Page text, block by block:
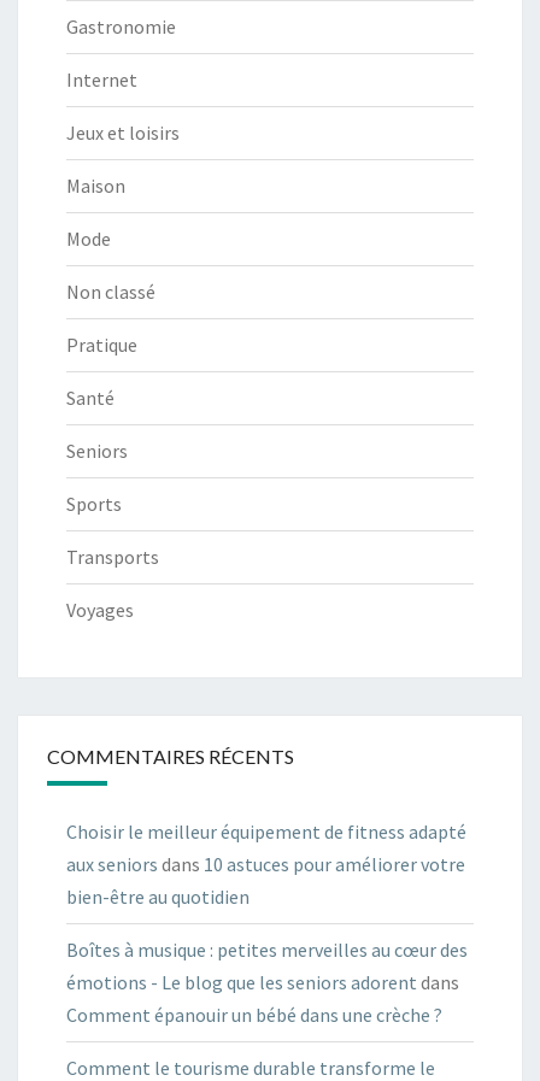
Gastronomie
Internet
Jeux et loisirs
Maison
Mode
Non classé
Pratique
Santé
Seniors
Sports
Transports
Voyages
COMMENTAIRES RÉCENTS
Choisir le meilleur équipement de fitness adapté
aux seniors dans 10 astuces pour améliorer votre
bien-être au quotidien
Boîtes à musique : petites merveilles au cœur des
émotions - Le blog que les seniors adorent dans
Comment épanouir un bébé dans une crèche ?
Comment le tourisme durable transforme le